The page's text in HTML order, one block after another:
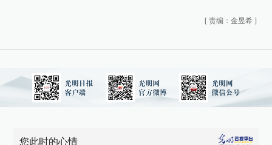
[ 责编：金昱希 ]
您此时的心情